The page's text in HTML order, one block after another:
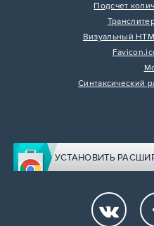
Подсчет
Визуальный
Синтаксический
УСТАНОВИТЬ